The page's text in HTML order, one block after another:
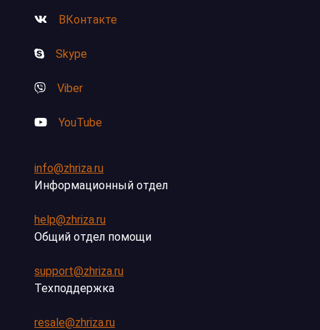
ВКонтакте
Skype
Viber
YouTube
info@zhriza.ru
Информационный отдел
help@zhriza.ru
Общий отдел помощи
support@zhriza.ru
Техподдержка
resale@zhriza.ru